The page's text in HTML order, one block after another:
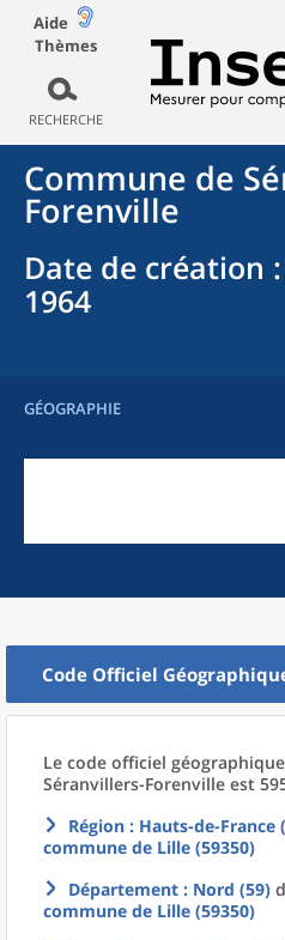
Aide
Thèmes
RECHERCHE
Commune de
Forenville
Date de création
1964
GÉOGRAPHIE
Code Officiel
Le code officiel géographique
Séranvillers-Forenville est
Région : Hauts-de-France
commune de Lille (59350)
Département : Nord (59)
commune de Lille (59350)